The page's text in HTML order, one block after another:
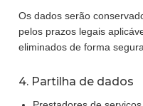
Os dados serão
pelos prazos legais
eliminados de forma segura.
4. Partilha de dados